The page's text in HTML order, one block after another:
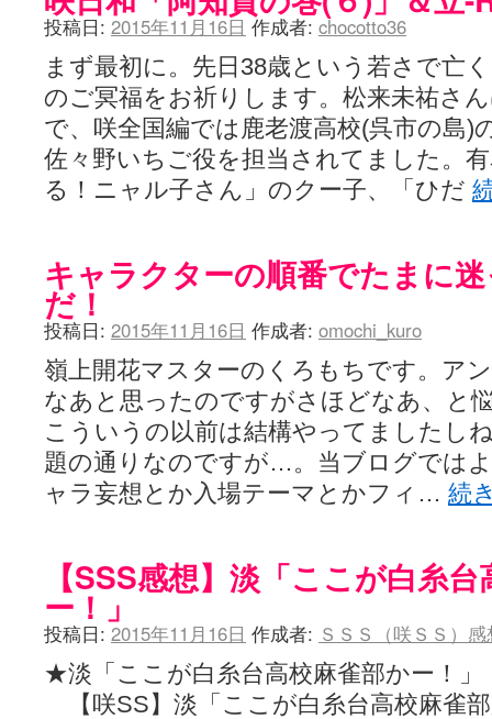
投稿日: 2015年11月16日 作成者: chocotto36
まず最初に。先日38歳という若さで亡
のご冥福をお祈りします。松来未祐さ
で、咲全国編では鹿老渡高校(呉市の島)
佐々野いちご役を担当されてました。
る！ニャル子さん」のクー子、「ひだ
キャラクターの順番でたまに
だ！
投稿日: 2015年11月16日 作成者: omochi_kuro
嶺上開花マスターのくろもちです。ア
なあと思ったのですがさほどなあ、と
こういうの以前は結構やってましたし
題の通りなのですが…。当ブログでは
ャラ妄想とか入場テーマとかフィ… 続
【SSS感想】淡「ここが白糸
ー！」
投稿日: 2015年11月16日 作成者: ＳＳＳ（咲ＳＳ）
★淡「ここが白糸台高校麻雀部かー！」
【咲SS】淡「ここが白糸台高校麻雀